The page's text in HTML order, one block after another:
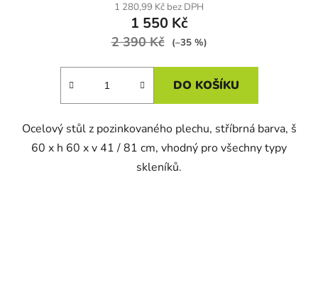
1 280,99 Kč bez DPH
1 550 Kč
2 390 Kč (–35 %)
DO KOŠÍKU
Ocelový stůl z pozinkovaného plechu, stříbrná barva, š
60 x h 60 x v 41 / 81 cm, vhodný pro všechny typy
skleníků.